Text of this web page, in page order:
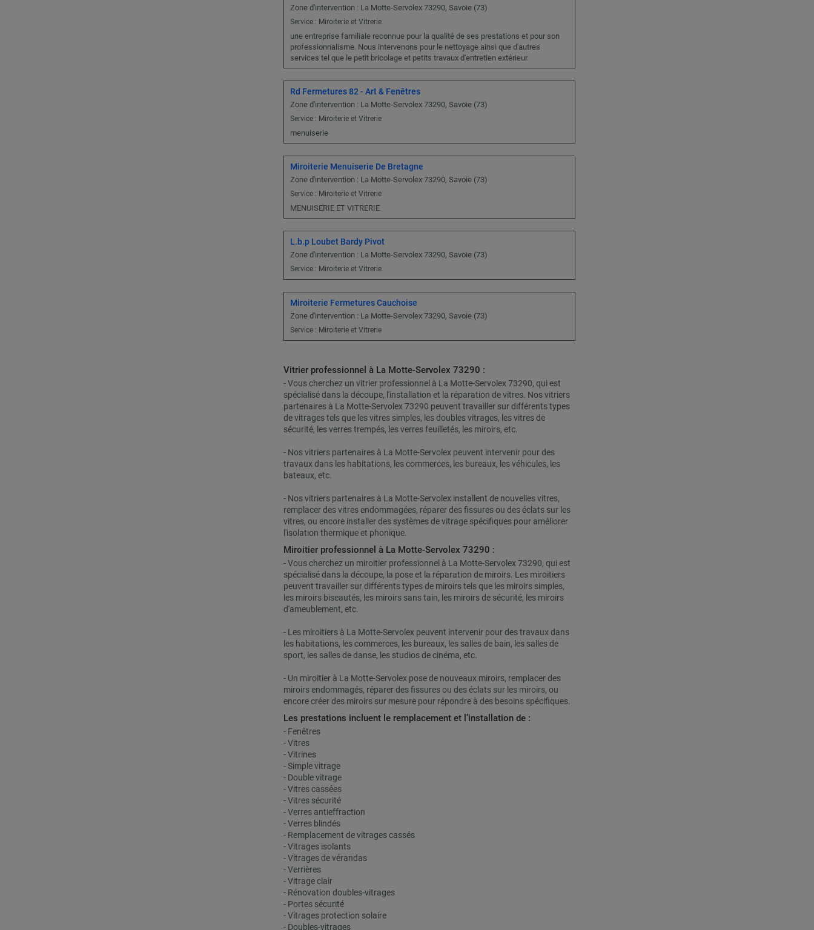
Zone d'intervention : La Motte-Servolex 73290, Savoie (73)
Service : Miroiterie et Vitrerie
une entreprise familiale reconnue pour la qualité de ses prestations et pour son
professionnalisme. Nous intervenons pour le nettoyage ainsi que d'autres
services tel que le petit bricolage et petits travaux d'entretien extérieur.
Rd Fermetures 82 - Art & Fenêtres
Zone d'intervention : La Motte-Servolex 73290, Savoie (73)
Service : Miroiterie et Vitrerie
menuiserie
Miroiterie Menuiserie De Bretagne
Zone d'intervention : La Motte-Servolex 73290, Savoie (73)
Service : Miroiterie et Vitrerie
MENUISERIE ET VITRERIE
L.b.p Loubet Bardy Pivot
Zone d'intervention : La Motte-Servolex 73290, Savoie (73)
Service : Miroiterie et Vitrerie
Miroiterie Fermetures Cauchoise
Zone d'intervention : La Motte-Servolex 73290, Savoie (73)
Service : Miroiterie et Vitrerie
Vitrier professionnel à La Motte-Servolex 73290 :
- Vous cherchez un vitrier professionnel à La Motte-Servolex 73290, qui est
spécialisé dans la découpe, l'installation et la réparation de vitres. Nos vitriers
partenaires à La Motte-Servolex 73290 peuvent travailler sur différents types
de vitrages tels que les vitres simples, les doubles vitrages, les vitres de
sécurité, les verres trempés, les verres feuilletés, les miroirs, etc.
- Nos vitriers partenaires à La Motte-Servolex peuvent intervenir pour des
travaux dans les habitations, les commerces, les bureaux, les véhicules, les
bateaux, etc.
- Nos vitriers partenaires à La Motte-Servolex installent de nouvelles vitres,
remplacer des vitres endommagées, réparer des fissures ou des éclats sur les
vitres, ou encore installer des systèmes de vitrage spécifiques pour améliorer
l'isolation thermique et phonique.
Miroitier professionnel à La Motte-Servolex 73290 :
- Vous cherchez un miroitier professionnel à La Motte-Servolex 73290, qui est
spécialisé dans la découpe, la pose et la réparation de miroirs. Les miroitiers
peuvent travailler sur différents types de miroirs tels que les miroirs simples,
les miroirs biseautés, les miroirs sans tain, les miroirs de sécurité, les miroirs
d'ameublement, etc.
- Les miroitiers à La Motte-Servolex peuvent intervenir pour des travaux dans
les habitations, les commerces, les bureaux, les salles de bain, les salles de
sport, les salles de danse, les studios de cinéma, etc.
- Un miroitier à La Motte-Servolex pose de nouveaux miroirs, remplacer des
miroirs endommagés, réparer des fissures ou des éclats sur les miroirs, ou
encore créer des miroirs sur mesure pour répondre à des besoins spécifiques.
Les prestations incluent le remplacement et l’installation de :
- Fenêtres
- Vitres
- Vitrines
- Simple vitrage
- Double vitrage
- Vitres cassées
- Vitres sécurité
- Verres antieffraction
- Verres blindés
- Remplacement de vitrages cassés
- Vitrages isolants
- Vitrages de vérandas
- Verrières
- Vitrage clair
- Rénovation doubles-vitrages
- Portes sécurité
- Vitrages protection solaire
- Doubles-vitrages